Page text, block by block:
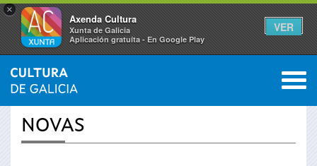
×
Axenda Cultura
Xunta de Galicia
Aplicación gratuíta - En Google Play
VER
Vostede
está
INICIO › ACTUALIDADE 0
NOVAS